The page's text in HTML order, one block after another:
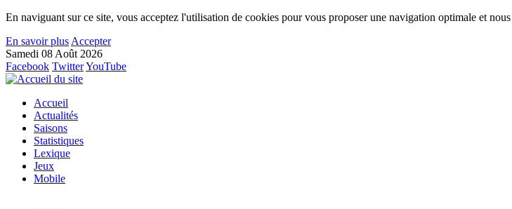
En naviguant sur ce site, vous acceptez l'utilisation de cookies pour vous proposer une navigation optimale et
En savoir plus Accepter
Samedi 08 Août 2026
Facebook TwitterYouTube
Accueil
Actualités
Saisons
Statistiques
Lexique
Jeux
Mobile